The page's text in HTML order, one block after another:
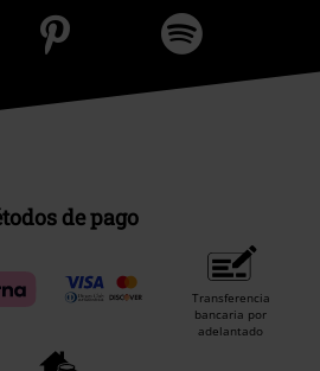
de pago
Transferencia
bancaria por
adelantado